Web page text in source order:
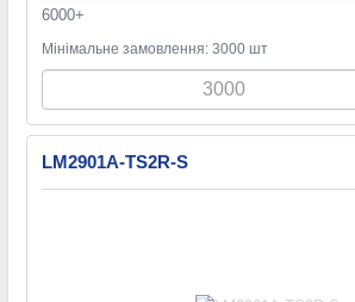
6000+
Мінімальне замовлення: 3000 шт
LM2901A-TS2R-S